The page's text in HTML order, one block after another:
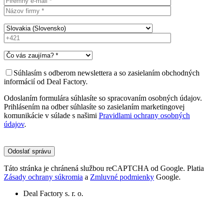
Súhlasím s odberom newslettera a so zasielaním obchodných
informácií od Deal Factory.
Odoslaním formulára súhlasíte so spracovaním osobných údajov.
Prihlásením na odber súhlasíte so zasielaním marketingovej
komunikácie v súlade s našimi Pravidlami ochrany osobných
údajov.
leave
this
field
empty.
Táto stránka je chránená službou reCAPTCHA od Google. Platia
Zásady ochrany súkromia a Zmluvné podmienky Google.
Deal Factory s. r. o.